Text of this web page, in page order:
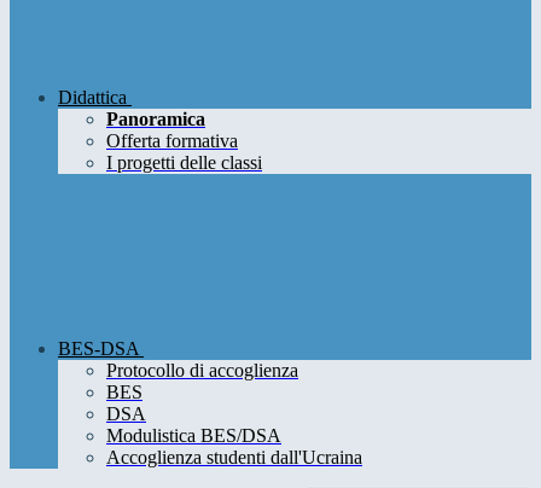
Didattica
Panoramica
Offerta formativa
I progetti delle classi
BES-DSA
Protocollo di accoglienza
BES
DSA
Modulistica BES/DSA
Accoglienza studenti dall'Ucraina